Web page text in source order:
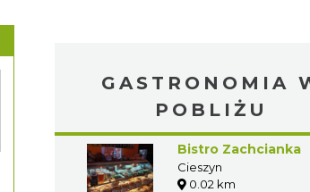
GASTRONOMIA
POBLIŻU
Bistro Zachcianka
Cieszyn
0.02 km